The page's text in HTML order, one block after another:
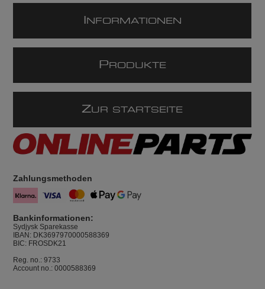
NFORMATIONEN
P RODUKTE
ZUR STARTSEITE
Zahlungsmethoden
Bankinformationen:
Sydjysk Sparekasse
IBAN: DK3697970000588369
BIC: FROSDK21
Reg. no.: 9733
Account no.: 0000588369